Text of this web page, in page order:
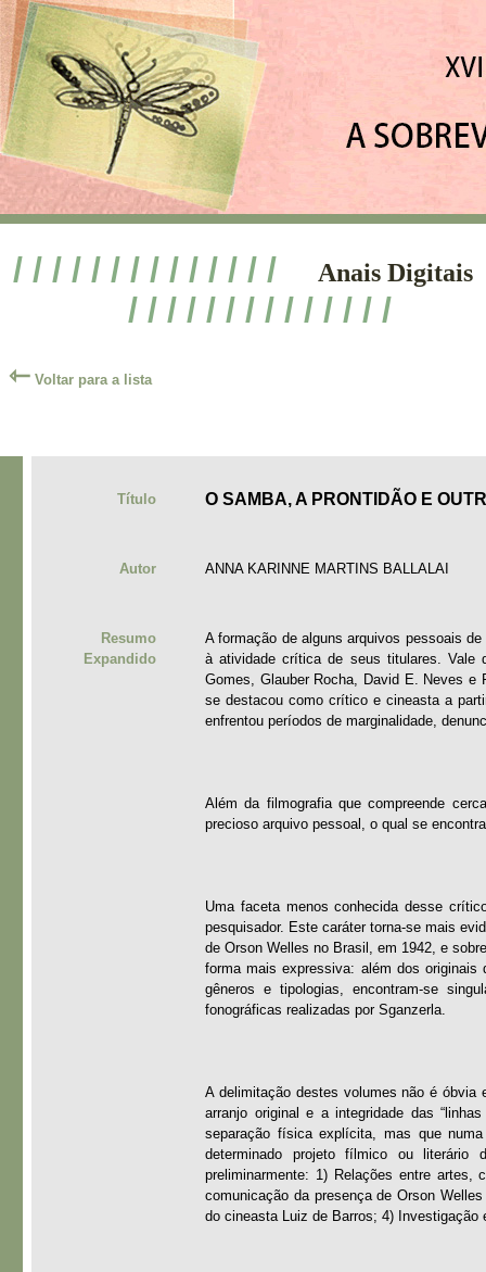
/ / / / / / / / / / / / / / Anais Digitais
/ / / / / / / / / / / / / /
⇽ Voltar para a lista
Título O SAMBA, A PRONTIDÃO E
Autor ANNA KARINNE MARTINS BALLALAI
Resumo
Expandido
A formação de alguns arquivos pessoais
à atividade crítica de seus titulares. Vale
Gomes, Glauber Rocha, David E. Neves e
se destacou como crítico e cineasta a
enfrentou períodos de marginalidade,
Além da filmografia que compreende
precioso arquivo pessoal, o qual se
Uma faceta menos conhecida desse
pesquisador. Este caráter torna-se mais
de Orson Welles no Brasil, em 1942, e
forma mais expressiva: além dos
gêneros e tipologias, encontram-se
fonográficas realizadas por Sganzerla.
A delimitação destes volumes não é óbvia
arranjo original e a integridade das
separação física explícita, mas que
determinado projeto fílmico ou literário
preliminarmente: 1) Relações entre
comunicação da presença de Orson
do cineasta Luiz de Barros; 4) Investigação